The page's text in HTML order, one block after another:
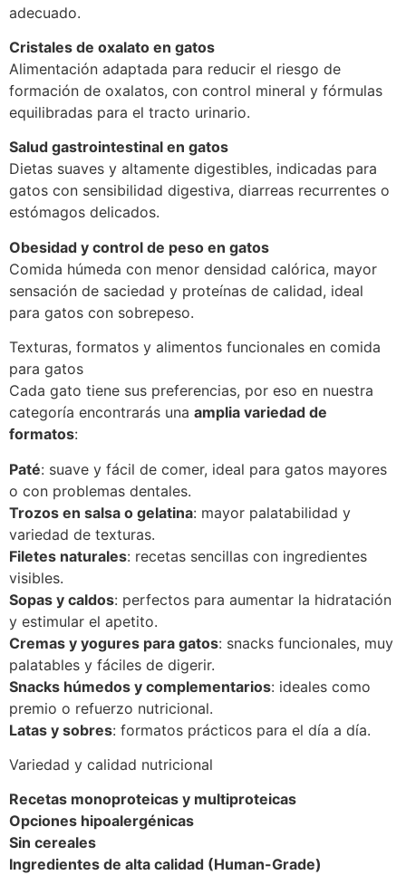
adecuado.
Cristales de oxalato en gatos
Alimentación adaptada para reducir el riesgo de
formación de oxalatos, con control mineral y fórmulas
equilibradas para el tracto urinario.
Salud gastrointestinal en gatos
Dietas suaves y altamente digestibles, indicadas para
gatos con sensibilidad digestiva, diarreas recurrentes o
estómagos delicados.
Obesidad y control de peso en gatos
Comida húmeda con menor densidad calórica, mayor
sensación de saciedad y proteínas de calidad, ideal
para gatos con sobrepeso.
Texturas, formatos y alimentos funcionales en comida
para gatos
Cada gato tiene sus preferencias, por eso en nuestra
categoría encontrarás una amplia variedad de
formatos:
Paté: suave y fácil de comer, ideal para gatos mayores
o con problemas dentales.
Trozos en salsa o gelatina: mayor palatabilidad y
variedad de texturas.
Filetes naturales: recetas sencillas con ingredientes
visibles.
Sopas y caldos: perfectos para aumentar la hidratación
y estimular el apetito.
Cremas y yogures para gatos: snacks funcionales, muy
palatables y fáciles de digerir.
Snacks húmedos y complementarios: ideales como
premio o refuerzo nutricional.
Latas y sobres: formatos prácticos para el día a día.
Variedad y calidad nutricional
Recetas monoproteicas y multiproteicas
Opciones hipoalergénicas
Sin cereales
Ingredientes de alta calidad (Human-Grade)